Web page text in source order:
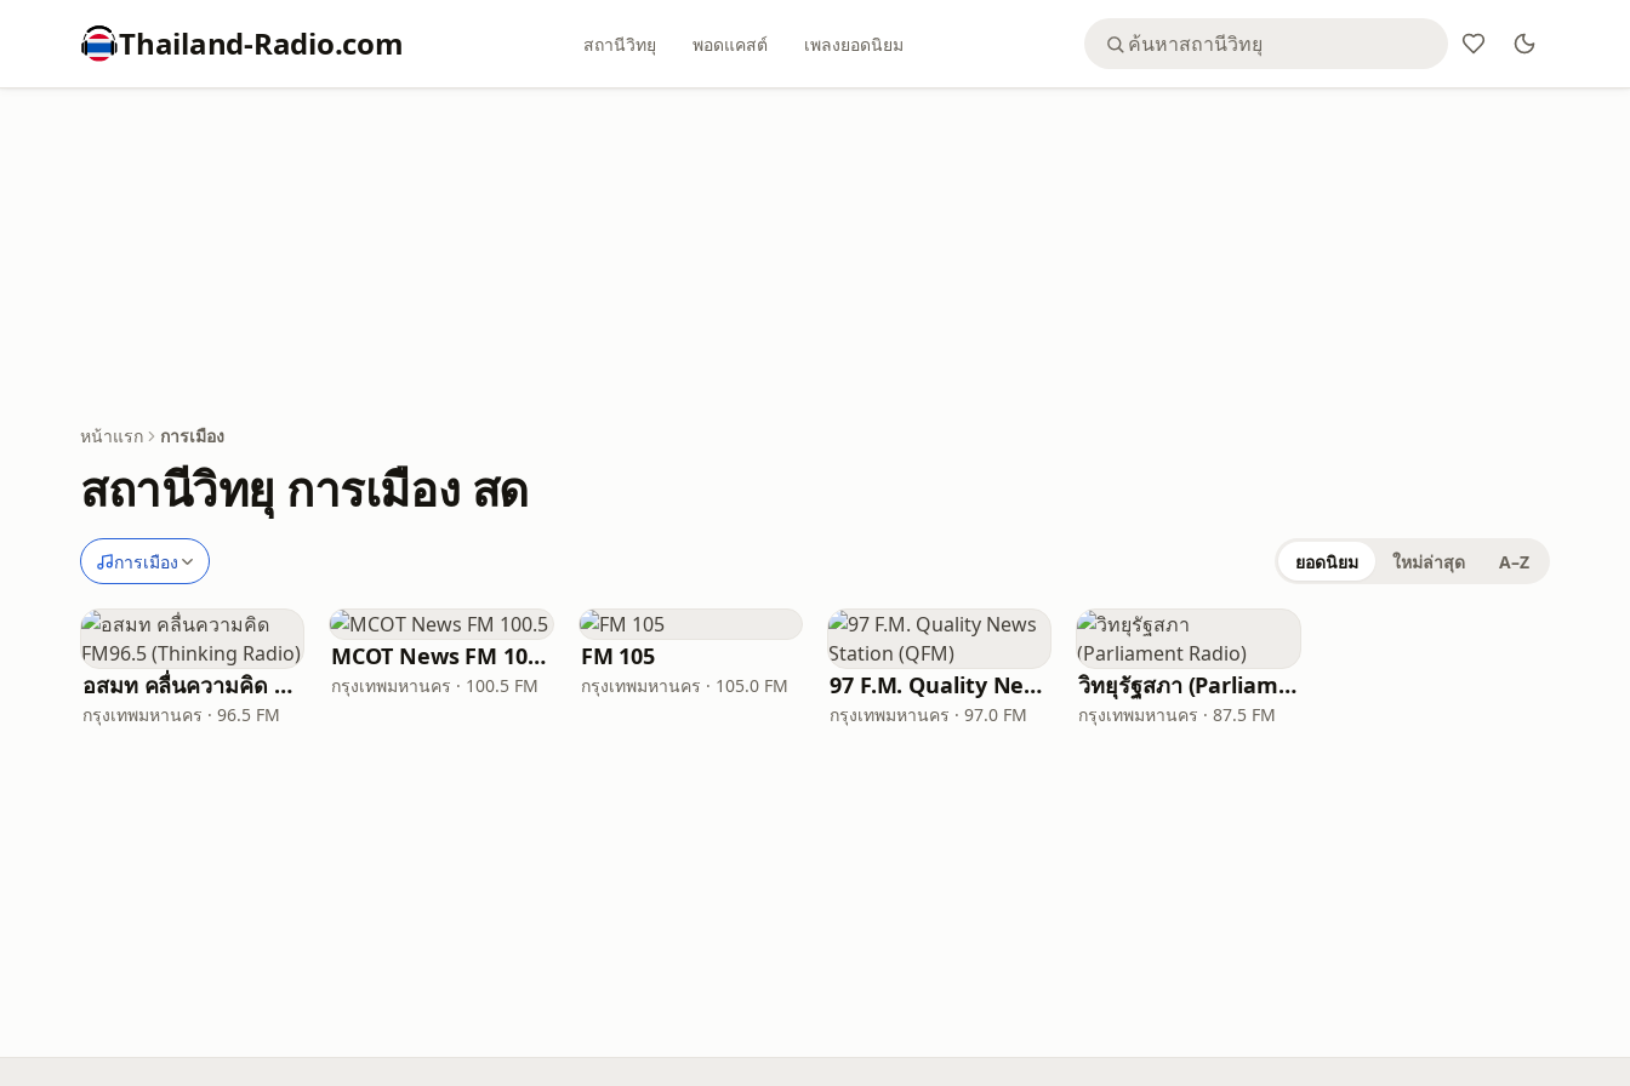
Thailand-Radio.com สถานีวิทยุ พอดแคสต์ เพลงยอดนิยม
หน้าแรก การเมือง
สถานีวิทยุ การเมือง สด
การเมือง ยอดนิยม ใหม่ล่าสุด A–Z
อสมท คลื่นความคิด FM96.5 (Thinking Radio)
กรุงเทพมหานคร · 96.5 FM
MCOT News FM 100.5
กรุงเทพมหานคร · 100.5 FM
FM 105
กรุงเทพมหานคร · 105.0 FM 97 F.M. Quality News Station (QFM)
กรุงเทพมหานคร · 97.0 FM
วิทยุรัฐสภา (Parliament Radio)
กรุงเทพมหานคร · 87.5 FM